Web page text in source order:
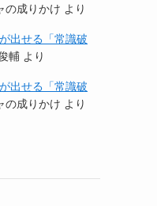
の成りかけ より
出せる「常識破
輔 より
出せる「常識破
の成りかけ より